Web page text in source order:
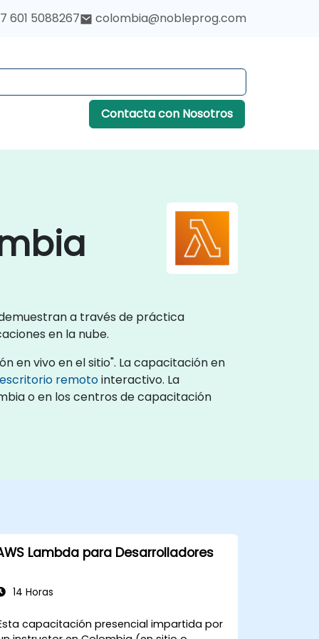
601 5088267 colombia@nobleprog.com
Contacta con Nosotros
a través de práctica
en la nube.
en vivo en el sitio". La capacitación en
escritorio remotointeractivo. La
o en los centros de capacitación
Lambda para Desarrolladores
14 Horas
capacitación presencial impartida por